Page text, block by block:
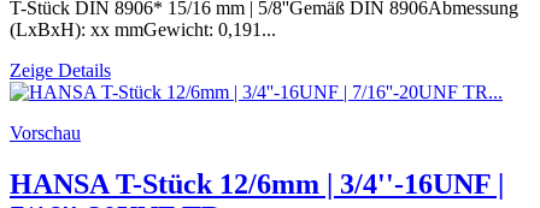
T-Stück DIN 8906* 15/16 mm | 5/8''Gemäß DIN 8906Abmessung
(LxBxH): xx mmGewicht: 0,191...
Zeige Details
Vorschau
HANSA T-Stück 12/6mm | 3/4''-16UNF |